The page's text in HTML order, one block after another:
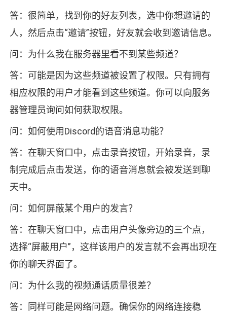
答：很简单，找到你的好友列表，选中你想邀请的
人，然后点击“邀请”按钮，好友就会收到邀请信息。
问：为什么我在服务器里看不到某些频道？
答：可能是因为这些频道被设置了权限。只有拥有
相应权限的用户才能看到这些频道。你可以向服务
器管理员询问如何获取权限。
问：如何使用Discord的语音消息功能？
答：在聊天窗口中，点击录音按钮，开始录音，录
制完成后点击发送，你的语音消息就会被发送到聊
天中。
问：如何屏蔽某个用户的发言？
答：在聊天窗口中，点击用户头像旁边的三个点，
选择“屏蔽用户”，这样该用户的发言就不会再出现在
你的聊天界面了。
问：为什么我的视频通话质量很差？
答：同样可能是网络问题。确保你的网络连接稳